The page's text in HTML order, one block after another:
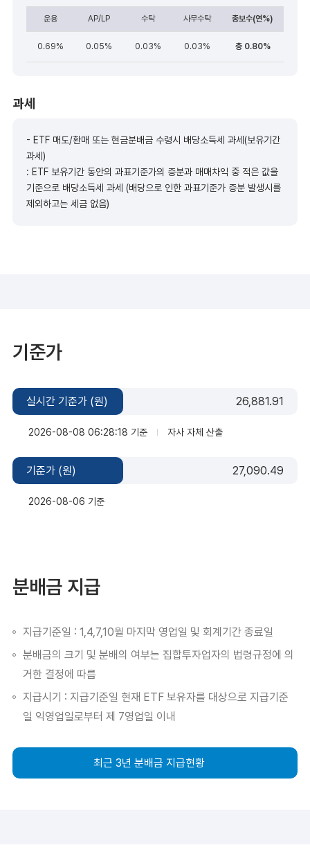
운용 AP/LP 수탁 사무수탁 총보수(연%)
0.69% 0.05% 0.03% 0.03% 총 0.80%
과세
- ETF 매도/환매 또는 현금분배금 수령시 배당소득세 과세(보유기간
과세)
: ETF 보유기간 동안의 과표기준가의 증분과 매매차익 중 적은 값을
기준으로 배당소득세 과세 (배당으로 인한 과표기준가 증분 발생시를
제외하고는 세금 없음)
기준가
실시간 기준가 (원) 26,881.91
2026-08-08 06:28:18 기준 자사 자체 산출
기준가 (원) 27,090.49
2026-08-06 기준
분배금 지급
지급기준일 : 1,4,7,10월 마지막 영업일 및 회계기간 종료일
분배금의 크기 및 분배의 여부는 집합투자업자의 법령규정에 의
거한 결정에 따름
지급시기 : 지급기준일 현재 ETF 보유자를 대상으로 지급기준
일 익영업일로부터 제 7영업일 이내
최근 3년 분배금 지급현황